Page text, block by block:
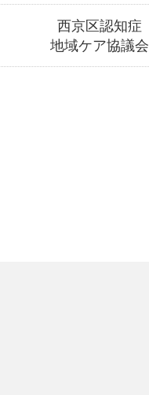
西京区認知症
地域ケア協議会